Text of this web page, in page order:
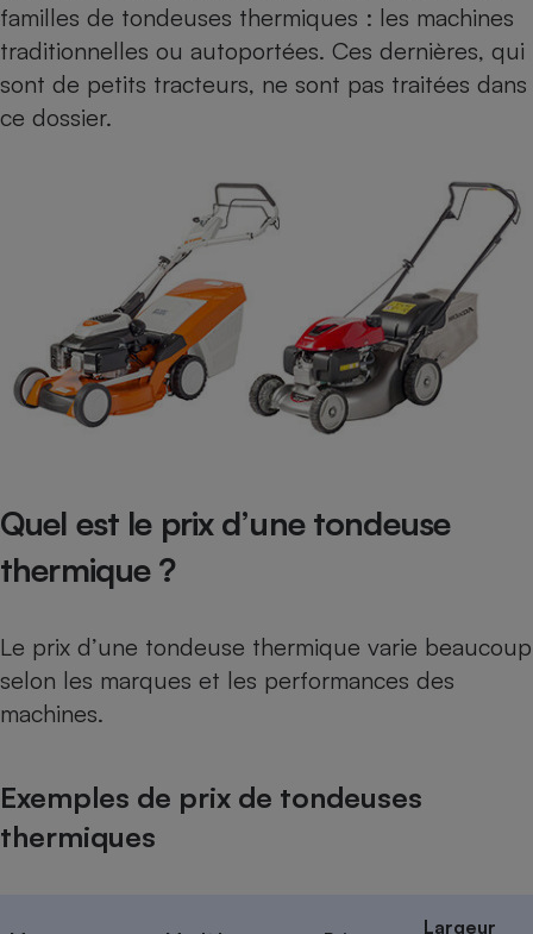
familles de tondeuses thermiques : les machines
traditionnelles ou autoportées. Ces dernières, qui
sont de petits tracteurs, ne sont pas traitées dans
ce dossier.
Quel est le prix d’une tondeuse
thermique ?
Le prix d’une tondeuse thermique varie beaucoup
selon les marques et les performances des
machines.
Exemples de prix de tondeuses
thermiques
Largeur